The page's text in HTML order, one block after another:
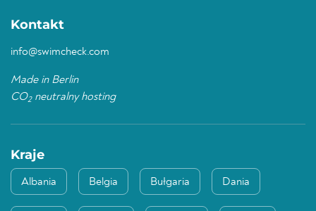
Kontakt
info@swimcheck.com
Made in Berlin
CO2neutralny hosting
Kraje
Albania Belgia Bułgaria Dania